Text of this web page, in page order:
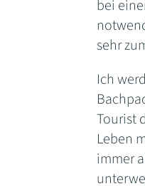
bei
sehr
Ich
Tourist
Leben
immer